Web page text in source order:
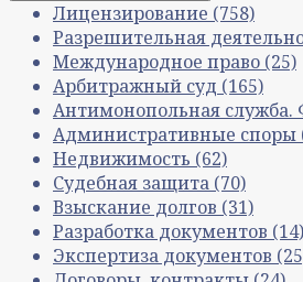
Лицензирование (758)
Разрешительная
Международное право (25)
Арбитражный суд (165)
Антимонопольная служба.
Административные споры
Недвижимость (62)
Судебная защита (70)
Взыскание долгов (31)
Разработка документов (14)
Экспертиза документов